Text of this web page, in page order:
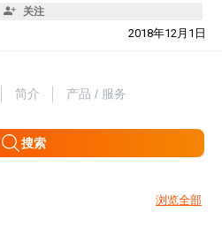
关注
2018年12月1日
简介 产品 / 服务
搜索
浏览全部